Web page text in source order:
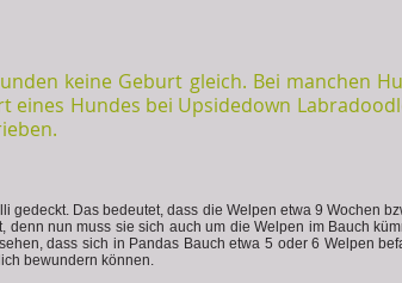
keine Geburt gleich. Bei manchen
eines Hundes bei Upsidedown
gedeckt. Das bedeutet, dass die Welpen etwa 9 Wochen
nun muss sie sich auch um die Welpen im Bauch
dass sich in Pandas Bauch etwa 5 oder 6 Welpen
bewundern können.